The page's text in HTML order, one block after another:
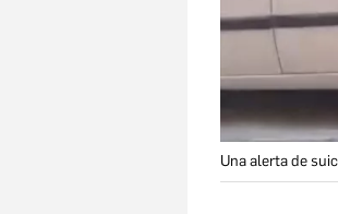
Una alerta de